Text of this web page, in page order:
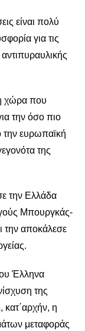
πολύ
για τις
που
την όσο πιο
ευρωπαϊκή
της
Ελλάδα
Μπουργκάς-
την αποκάλεσε
της
κατ΄αρχήν, η
μεταφοράς